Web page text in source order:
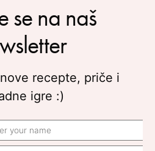
se na naš
recepte, priče i
igre :)